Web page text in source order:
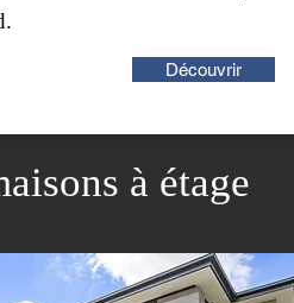
Découvrir
à étage